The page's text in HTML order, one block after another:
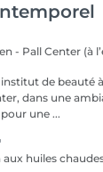
- Pall Center (à
de beauté
dans une
une ...